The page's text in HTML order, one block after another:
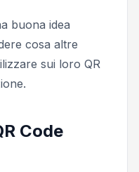
buona idea
cosa altre
sui loro QR
Code